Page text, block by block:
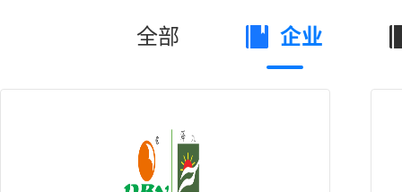
全部 企业